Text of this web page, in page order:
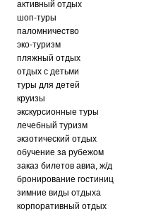
активный отдых
шоп-туры
паломничество
эко-туризм
пляжный отдых
отдых с детьми
туры для детей
круизы
экскурсионные туры
лечебный туризм
экзотический отдых
обучение за рубежом
заказ билетов авиа, ж/д
бронирование гостиниц
зимние виды отдыха
корпоративный отдых